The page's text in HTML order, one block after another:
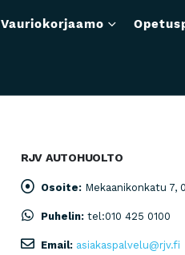
Vauriokorjaamo
RJV AUTOHUOLTO
Osoite: Mekaanikonkatu 7,
Puhelin: tel:010 425 0100
Email: asiakaspalvelu@rjv.fi